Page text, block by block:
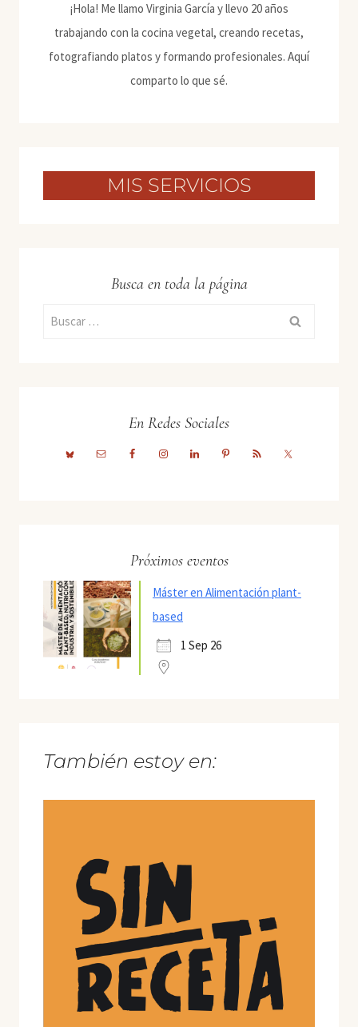
¡Hola! Me llamo Virginia García y llevo 20 años
trabajando con la cocina vegetal, creando recetas,
fotografiando platos y formando profesionales. Aquí
comparto lo que sé.
MIS SERVICIOS
Busca en toda la página
Buscar:
En Redes Sociales
Próximos eventos
Máster en Alimentación plant-
based
1 Sep 26
También estoy en: